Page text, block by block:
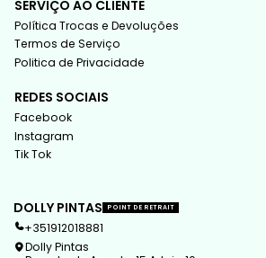
SERVIÇO AO CLIENTE
Política Trocas e Devoluções
Termos de Serviço
Politica de Privacidade
REDES SOCIAIS
Facebook
Instagram
Tik Tok
DOLLY PINTAS POINT DE RETRAIT
+351912018881
Dolly Pintas